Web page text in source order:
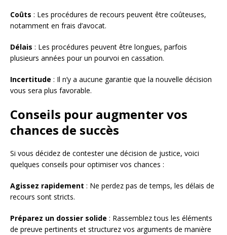
Coûts : Les procédures de recours peuvent être coûteuses,
notamment en frais d’avocat.
Délais : Les procédures peuvent être longues, parfois
plusieurs années pour un pourvoi en cassation.
Incertitude : Il n’y a aucune garantie que la nouvelle décision
vous sera plus favorable.
Conseils pour augmenter vos
chances de succès
Si vous décidez de contester une décision de justice, voici
quelques conseils pour optimiser vos chances :
Agissez rapidement : Ne perdez pas de temps, les délais de
recours sont stricts.
Préparez un dossier solide : Rassemblez tous les éléments
de preuve pertinents et structurez vos arguments de manière